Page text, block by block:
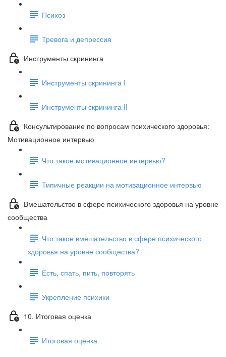
Психоз
Тревога и депрессия
Инструменты скрининга
Инструменты скрининга I
Инструменты скрининга II
Консультирование по вопросам психического здоровья:
Мотивационное интервью
Что такое мотивационное интервью?
Типичные реакции на мотивационное интервью
Вмешательство в сфере психического здоровья на уровне
сообщества
Что такое вмешательство в сфере психического
здоровья на уровне сообщества?
Есть, спать, пить, повторять
Укрепление психики
10. Итоговая оценка
Итоговая оценка